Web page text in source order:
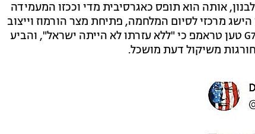
אותה הוא תופס כאגרסיבית מדי וככזו המעמידה
מרכזי לסיום המלחמה, פתיחת מצר הורמוז וייצוב
מחירי הנפט העולמיים. בנזיפה פומבית בוועידת ה-G7 טען טראמפ כי "ללא עזרתו לא הייתה ישראל", והביע
משיקול דעת מושכל.